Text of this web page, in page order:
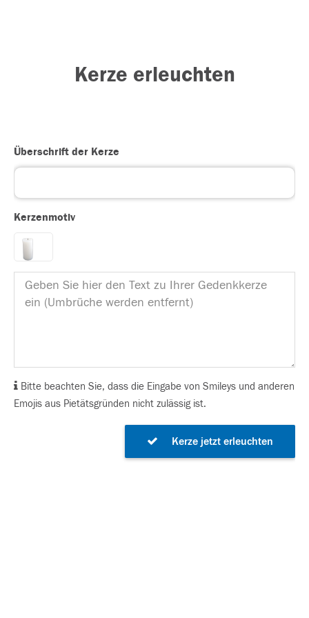
Kerze erleuchten
Überschrift der Kerze
Kerzenmotiv
Bitte beachten Sie, dass die Eingabe von Smileys und anderen
Emojis aus Pietätsgründen nicht zulässig ist.
Kerze jetzt erleuchten